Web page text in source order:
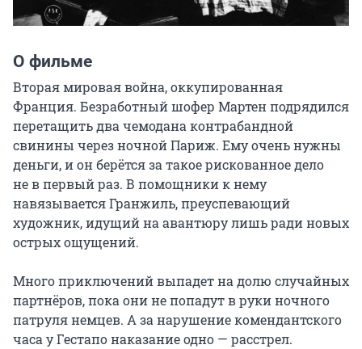
О фильме
Вторая мировая война, оккупированная
Франция. Безработный шофер Мартен подрядился
перетащить два чемодана контрабандной
свинины через ночной Париж. Ему очень нужны
деньги, и он берётся за такое рискованное дело
не в первый раз. В помощники к нему
навязывается Гранжиль, преуспевающий
художник, идущий на авантюру лишь ради новых
острых ощущений.
Много приключений выпадет на долю случайных
партнёров, пока они не попадут в руки ночного
патруля немцев. А за нарушение комендантского
часа у Гестапо наказание одно — расстрел.